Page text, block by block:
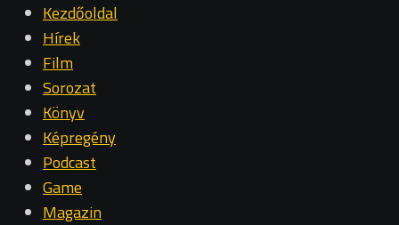
Kezdőoldal
Hírek
Film
Sorozat
Könyv
Képregény
Podcast
Game
Magazin